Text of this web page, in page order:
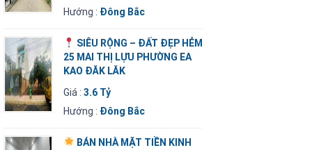
Hướng : Đông Bắc
SIÊU RỘNG – ĐẤT ĐẸP HẺM
25 MAI THỊ LỰU PHƯỜNG EA
KAO ĐĂK LĂK
Giá :3.6 Tỷ
Hướng : Đông Bắc
BÁN NHÀ MẶT TIỀN KINH